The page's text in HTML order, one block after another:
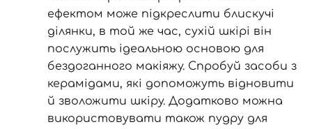
ефектом може підкреслити блискучі
ділянки, в той же час, сухій шкірі він
послужить ідеальною основою для
бездоганного макіяжу. Спробуй засоби з
керамідами, які допоможуть відновити
й зволожити шкіру. Додатково можна
використовувати також пудру для